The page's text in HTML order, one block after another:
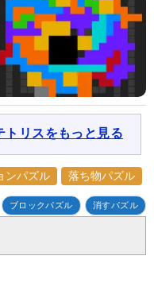
トリスをもっと見る
ンパズル 落ち物パズル
ブロックパズル 消すパズル